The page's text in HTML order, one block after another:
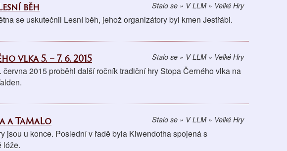
Stalo se » V LLM » Velké Hry
běh
se uskutečnil Lesní běh, jehož organizátory byl kmen Jestřábi.
Stalo se » V LLM » Velké Hry
vlka 5. – 7. 6. 2015
června 2015 proběhl další ročník tradiční hry Stopa Černého vlka na
Stalo se » V LLM » Velké Hry
a TaMaLo
jsou u konce. Poslední v řadě byla Kiwendotha spojená s
lóže.